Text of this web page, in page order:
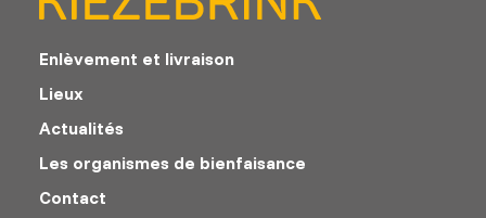
Enlèvement et livraison
Lieux
Actualités
Les organismes de bienfaisance
Contact